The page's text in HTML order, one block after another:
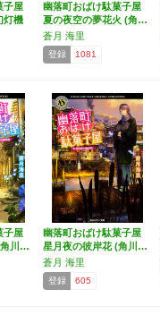
子屋
灯機
幽落町おばけ駄菓子屋
夏の夜空の夢花火 (角…
蒼月 海里
登録 1081
子屋
角川…
幽落町おばけ駄菓子屋
星月夜の彼岸花 (角川…
蒼月 海里
登録 605